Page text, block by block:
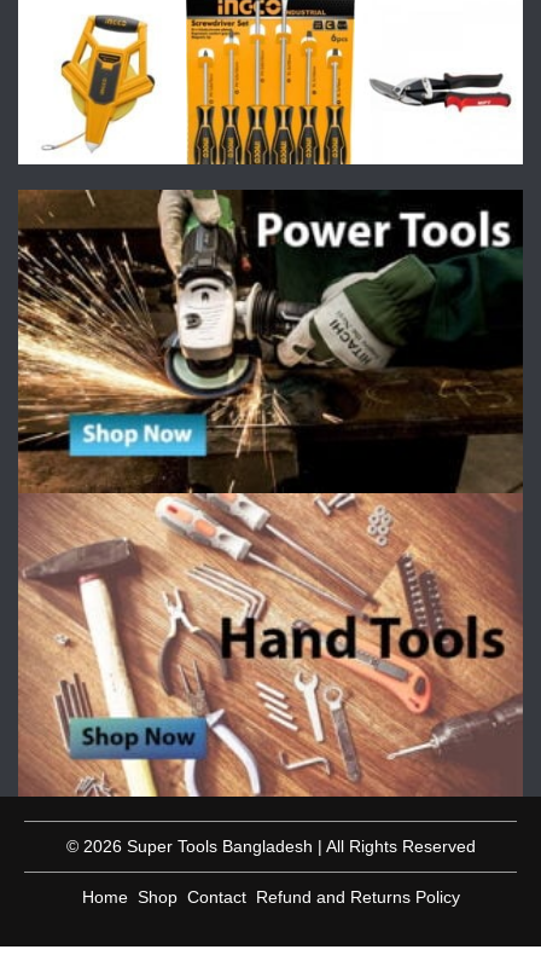
© 2026 Super Tools Bangladesh | All Rights Reserved
Home Shop Contact Refund and Returns Policy